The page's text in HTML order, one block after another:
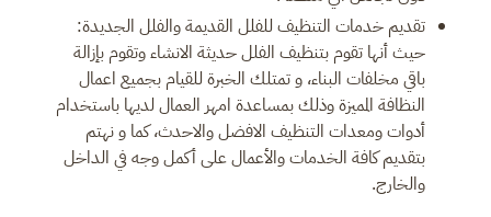
تقديم خدمات التنظيف للفلل القديمة والفلل الجديدة:
حيث أنها تقوم بتنظيف الفلل حديثة الانشاء وتقوم بإزالة
باقي مخلفات البناء، و تمتلك الخبرة للقيام بجميع اعمال
النظافة المميزة وذلك بمساعدة امهر العمال لديها باستخدام
أدوات ومعدات التنظيف الافضل والاحدث، كما و نهتم
بتقديم كافة الخدمات والأعمال على أكمل وجه في الداخل
والخارج.